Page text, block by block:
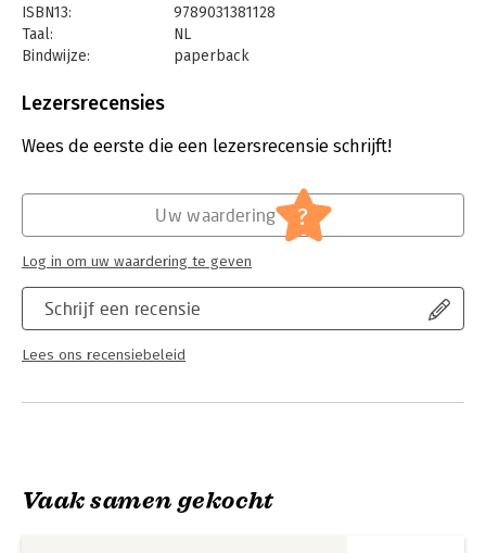
- het toedienen van medicijnen via intramusculair injecteren
- het toedienen van zuurstof met behulp van een zuurstofbril
- het toedienen van medicijnen via een infuussysteem
Voorbeeldig handelen is een effectief hulpmiddel om je voor
efficiënte manier eigen te maken. Het kan een leidraad zijn en
Voorbeeldig handelen is tot stand gekomen in samenwerking
met de St. Antonius Academie in Nieuwegein. Daarnaast hebben
ervaren praktijkdocenten meegewerkt aan de foto opnames.
ISBN13:
9789031381128
Taal:
NL
Bindwijze:
paperback
Uitgever:
Verschijningsdatum:
31-8-2016
Lezersrecensies
Wees de eerste die een lezersrecensie schrijft!
Schrijf een recensie
Lees ons recensiebeleid
Uw waardering ?
Log in om uw waardering te geven
Vaak samen gekocht